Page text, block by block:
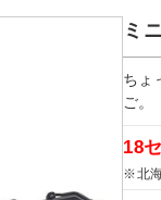
ミ
ちょ
ご。
18
※北